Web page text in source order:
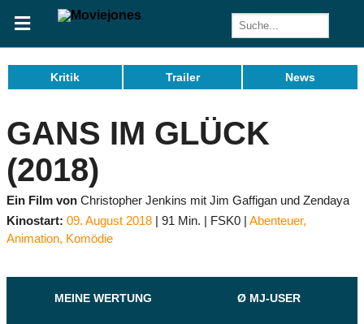
Kritik Trailer News
GANS IM GLÜCK
(2018)
Ein Film von Christopher Jenkins mit Jim Gaffigan und Zendaya
Kinostart: 09. August 2018 91 Min. FSK0 Abenteuer,
Animation, Komödie
MEINE WERTUNG Ø MJ-USER